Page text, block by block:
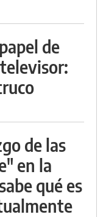
de
de las
en la
qué es